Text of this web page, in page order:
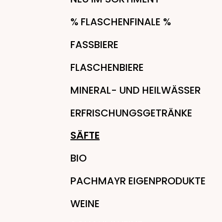
% FLASCHENFINALE %
FASSBIERE
FLASCHENBIERE
MINERAL- UND HEILWÄSSER
ERFRISCHUNGSGETRÄNKE
SÄFTE
BIO
PACHMAYR EIGENPRODUKTE
WEINE